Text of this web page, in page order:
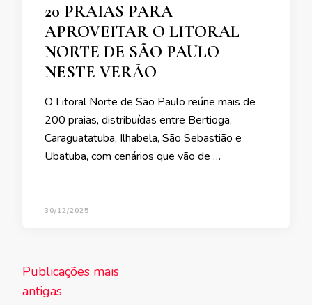
20 PRAIAS PARA
APROVEITAR O LITORAL
NORTE DE SÃO PAULO
NESTE VERÃO
O Litoral Norte de São Paulo reúne mais de
200 praias, distribuídas entre Bertioga,
Caraguatatuba, Ilhabela, São Sebastião e
Ubatuba, com cenários que vão de …
30/12/2025
Navegação
por
Publicações mais
antigas